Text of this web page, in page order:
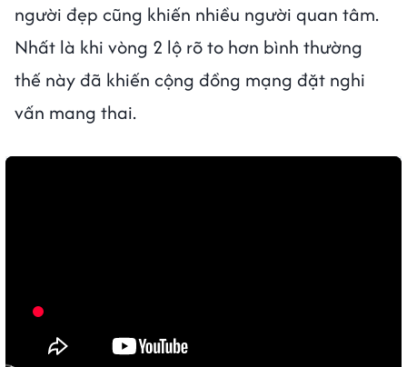
người đẹp cũng khiến nhiều người quan tâm.
Nhất là khi vòng 2 lộ rõ to hơn bình thường
thế này đã khiến cộng đồng mạng đặt nghi
vấn mang thai.